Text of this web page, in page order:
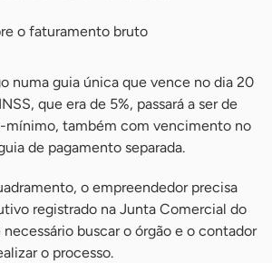
o faturamento bruto
numa guia única que vence no dia 20
que era de 5%, passará a ser de
mínimo, também com vencimento no
de pagamento separada.
o empreendedor precisa
registrado na Junta Comercial do
necessário buscar o órgão e o contador
o processo.